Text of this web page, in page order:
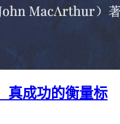
真成功的衡量标